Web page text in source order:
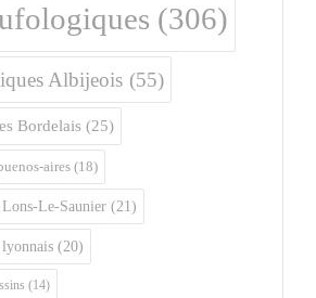
(306)
Albijeois (55)
Bordelais (25)
aires (18)
Le-Saunier (21)
(20)
(14)